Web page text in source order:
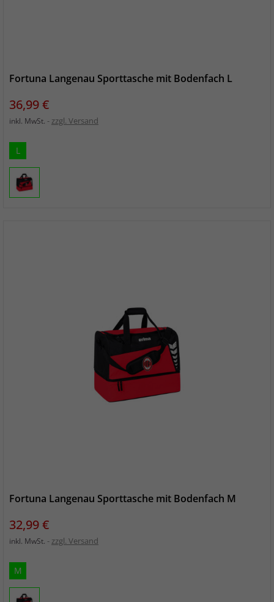
Fortuna Langenau Sporttasche mit Bodenfach L
Preis
36,99 €
inkl. MwSt. zzgl. Versand
L
Fortuna Langenau Sporttasche mit Bodenfach M
Preis
32,99 €
inkl. MwSt. zzgl. Versand
M